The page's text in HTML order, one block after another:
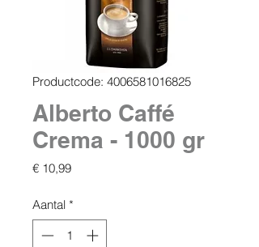
Productcode: 4006581016825
Alberto Caffé
Crema - 1000 gr
€ 10,99Prijs
Aantal *